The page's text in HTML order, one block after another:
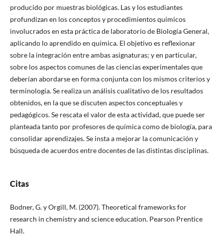
producido por muestras biológicas. Las y los estudiantes
profundizan en los conceptos y procedimientos químicos
involucrados en esta práctica de laboratorio de Biología General,
aplicando lo aprendido en química. El objetivo es reflexionar
sobre la integración entre ambas asignaturas; y en particular,
sobre los aspectos comunes de las ciencias experimentales que
deberían abordarse en forma conjunta con los mismos criterios y
terminología. Se realiza un análisis cualitativo de los resultados
obtenidos, en la que se discuten aspectos conceptuales y
pedagógicos. Se rescata el valor de esta actividad, que puede ser
planteada tanto por profesores de química como de biología, para
consolidar aprendizajes. Se insta a mejorar la comunicación y
búsqueda de acuerdos entre docentes de las distintas disciplinas.
Citas
Bodner, G. y Orgill, M. (2007). Theoretical frameworks for
research in chemistry and science education. Pearson Prentice
Hall.